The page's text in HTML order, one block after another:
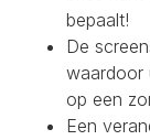
bepaalt!
De
waardoor
op een
Een